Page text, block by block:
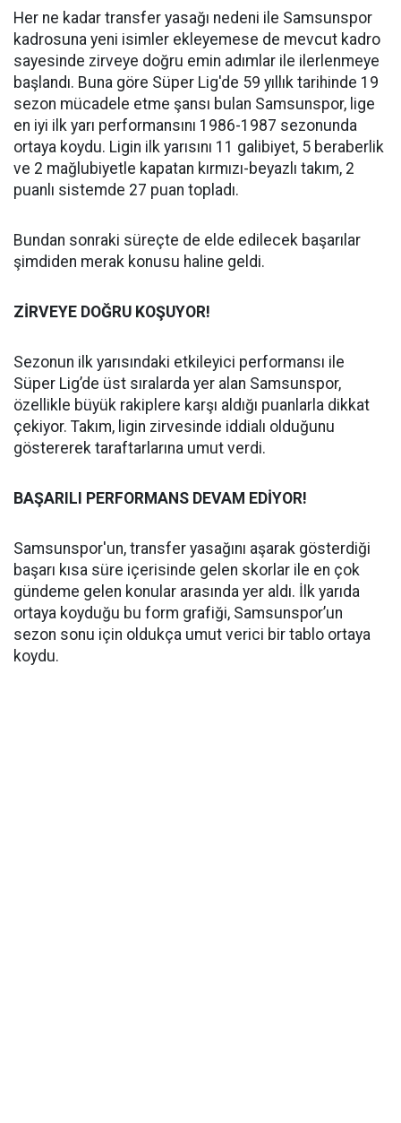
Her ne kadar transfer yasağı nedeni ile Samsunspor
kadrosuna yeni isimler ekleyemese de mevcut kadro
sayesinde zirveye doğru emin adımlar ile ilerlenmeye
başlandı. Buna göre Süper Lig'de 59 yıllık tarihinde 19
sezon mücadele etme şansı bulan Samsunspor, lige
en iyi ilk yarı performansını 1986-1987 sezonunda
ortaya koydu. Ligin ilk yarısını 11 galibiyet, 5 beraberlik
ve 2 mağlubiyetle kapatan kırmızı-beyazlı takım, 2
puanlı sistemde 27 puan topladı.
Bundan sonraki süreçte de elde edilecek başarılar
şimdiden merak konusu haline geldi.
ZİRVEYE DOĞRU KOŞUYOR!
Sezonun ilk yarısındaki etkileyici performansı ile
Süper Lig’de üst sıralarda yer alan Samsunspor,
özellikle büyük rakiplere karşı aldığı puanlarla dikkat
çekiyor. Takım, ligin zirvesinde iddialı olduğunu
göstererek taraftarlarına umut verdi.
BAŞARILI PERFORMANS DEVAM EDİYOR!
Samsunspor'un, transfer yasağını aşarak gösterdiği
başarı kısa süre içerisinde gelen skorlar ile en çok
gündeme gelen konular arasında yer aldı. İlk yarıda
ortaya koyduğu bu form grafiği, Samsunspor’un
sezon sonu için oldukça umut verici bir tablo ortaya
koydu.